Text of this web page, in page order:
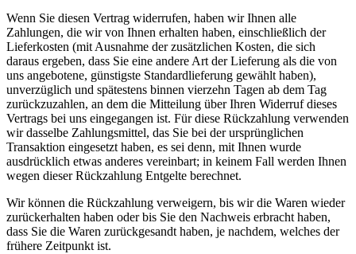
Wenn Sie diesen Vertrag widerrufen, haben wir Ihnen alle
Zahlungen, die wir von Ihnen erhalten haben, einschließlich der
Lieferkosten (mit Ausnahme der zusätzlichen Kosten, die sich
daraus ergeben, dass Sie eine andere Art der Lieferung als die von
uns angebotene, günstigste Standardlieferung gewählt haben),
unverzüglich und spätestens binnen vierzehn Tagen ab dem Tag
zurückzuzahlen, an dem die Mitteilung über Ihren Widerruf dieses
Vertrags bei uns eingegangen ist. Für diese Rückzahlung verwenden
wir dasselbe Zahlungsmittel, das Sie bei der ursprünglichen
Transaktion eingesetzt haben, es sei denn, mit Ihnen wurde
ausdrücklich etwas anderes vereinbart; in keinem Fall werden Ihnen
wegen dieser Rückzahlung Entgelte berechnet.
Wir können die Rückzahlung verweigern, bis wir die Waren wieder
zurückerhalten haben oder bis Sie den Nachweis erbracht haben,
dass Sie die Waren zurückgesandt haben, je nachdem, welches der
frühere Zeitpunkt ist.